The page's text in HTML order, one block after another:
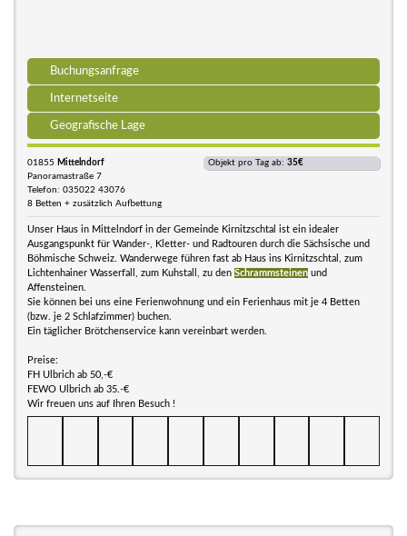
Buchungsanfrage
Internetseite
Geografische Lage
01855 Mittelndorf
Panoramastraße 7
Telefon: 035022 43076
8 Betten + zusätzlich Aufbettung
Objekt pro Tag ab: 35€
Unser Haus in Mittelndorf in der Gemeinde Kirnitzschtal ist ein idealer
Ausgangspunkt für Wander-, Kletter- und Radtouren durch die Sächsische und
Böhmische Schweiz. Wanderwege führen fast ab Haus ins Kirnitzschtal, zum
Lichtenhainer Wasserfall, zum Kuhstall, zu den Schrammsteinen und
Affensteinen.
Sie können bei uns eine Ferienwohnung und ein Ferienhaus mit je 4 Betten
(bzw. je 2 Schlafzimmer) buchen.
Ein täglicher Brötchenservice kann vereinbart werden.
Preise:
FH Ulbrich ab 50,-€
FEWO Ulbrich ab 35.-€
Wir freuen uns auf Ihren Besuch !